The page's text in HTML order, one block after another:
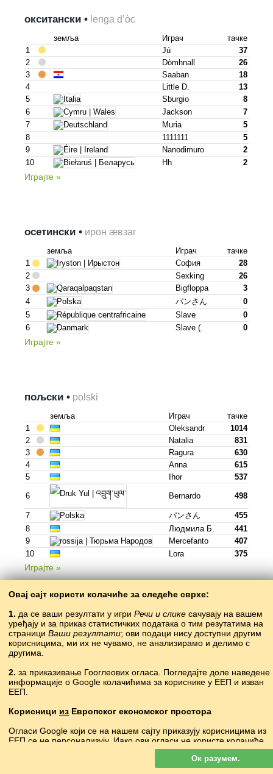
окситански • lenga d’òc
земља Играч
тачке
1
Jú
37
2
Dòmhnall
26
3
Saaban
18
4
Little D.
13
5
Sburgio
8
6
Jackson
7
7
Muria
5
8
1111111
5
9
Nanodimuro
2
10
Hh 2
Играјте »
осетински • ирон æвзаг
земља Играч
тачке
1
София
28
2
Sexking
26
3
Bigfloppa
3
4
パンさん
0
5
Slave
0
6
Slave (. 0
Играјте »
пољски • polski
земља Играч
тачке
1
Oleksandr
1014
2
Natalia
831
3
Ragura
630
4
Anna
615
5
Ihor 537
6 Bernardo 498
7 パンさん
455
8
Людмила Б.
441
9
Mercefanto
407
10
Lora 375
Играјте »
португалски • português
земља Играч
тачке
1
3
Felipe
168
4
6
Медведь
7
Pula
90
8
Elena G.
89
Xd 58
Овај сајт користи колачиће за следеће сврхе:
1. да се ваши резултати у игри Речи и слике сачувају на вашем
уређају и за приказ статистичких података о тим резутатима на
страници Ваши резултати; ови подаци нису доступни другим
корисницима, ми их не чувамо, не анализирамо и делимо с
другима.
2. за приказивање Гооглеових огласа. Погледајте доле наведене
информације о Google колачићима за кориснике у ЕЕП и изван
ЕЕП.
Корисници из Европског економског простора
Огласи Google који се на нашем сајту приказују корисницима из
ЕЕП се не персонализују. Иако ови огласи не користе колачиће
за персонализацију огласа, користе их за омогућавање
ограничавања учесталости, збирно извештавање о огласима и
борбу против преваре и злоупотребе.
Ок разумем.